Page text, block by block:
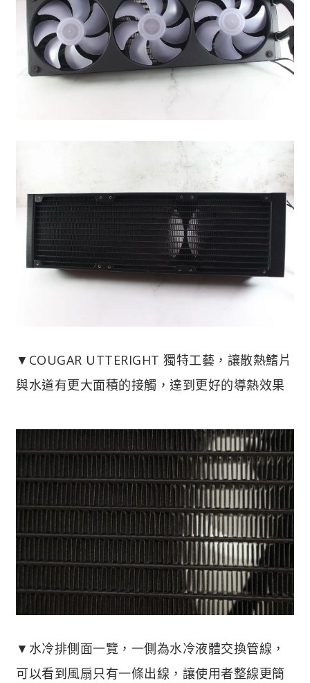
▼COUGAR UTTERIGHT 獨特工藝，讓散熱鰭片
與水道有更大面積的接觸，達到更好的導熱效果
▼水冷排側面一覽，一側為水冷液體交換管線，
可以看到風扇只有一條出線，讓使用者整線更簡